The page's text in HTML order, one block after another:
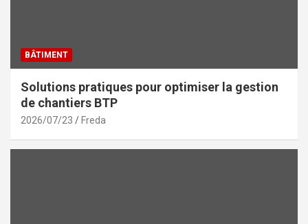
BÂTIMENT
Solutions pratiques pour optimiser la gestion
de chantiers BTP
2026/07/23 Freda